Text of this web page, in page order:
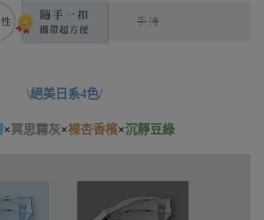
\絕美日系4色/
×冥思霧灰×裸杏香檳×沉靜豆綠